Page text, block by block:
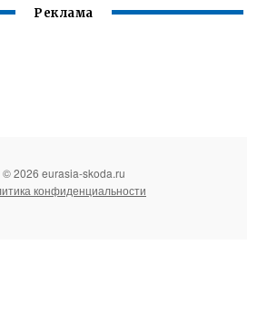
Реклама
© 2026 eurasia-skoda.ru
конфиденциальности